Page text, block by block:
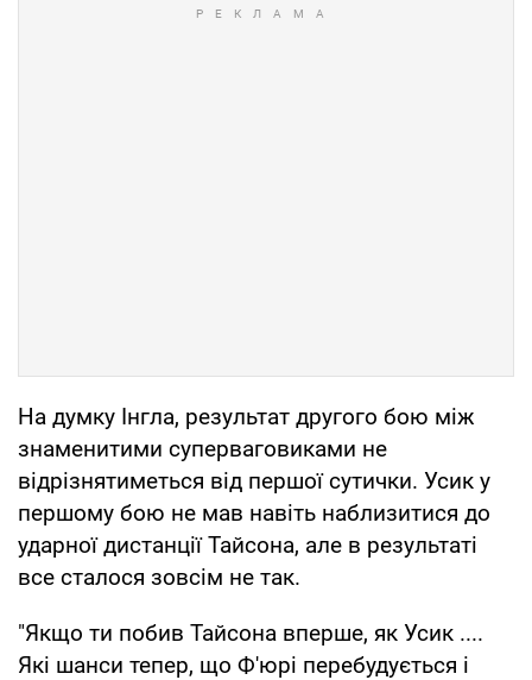
На думку Інгла, результат другого бою між
знаменитими суперваговиками не
відрізнятиметься від першої сутички. Усик у
першому бою не мав навіть наблизитися до
ударної дистанції Тайсона, але в результаті
все сталося зовсім не так.
"Якщо ти побив Тайсона вперше, як Усик ....
Які шанси тепер, що Ф'юрі перебудується і